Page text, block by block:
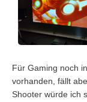
Für Gaming noch
vorhanden, fällt
Shooter würde ich